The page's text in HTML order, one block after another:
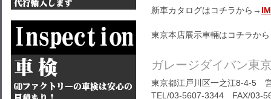
新車カタログはコチラから→
東京本店展示車輛はコチラか
ガレージダイバン東
東京都江戸川区一之江8-4-5
TEL/03-5607-3344 FAX/03-